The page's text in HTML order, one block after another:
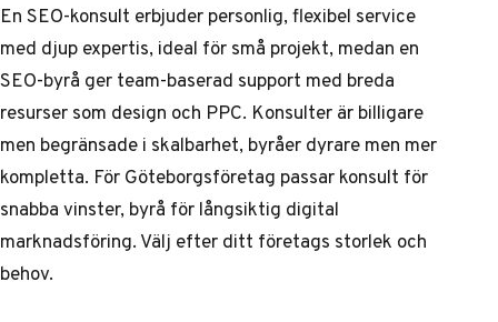
En SEO-konsult erbjuder personlig, flexibel service
med djup expertis, ideal för små projekt, medan en
SEO-byrå ger team-baserad support med breda
resurser som design och PPC. Konsulter är billigare
men begränsade i skalbarhet, byråer dyrare men mer
kompletta. För Göteborgsföretag passar konsult för
snabba vinster, byrå för långsiktig digital
marknadsföring. Välj efter ditt företags storlek och
behov.